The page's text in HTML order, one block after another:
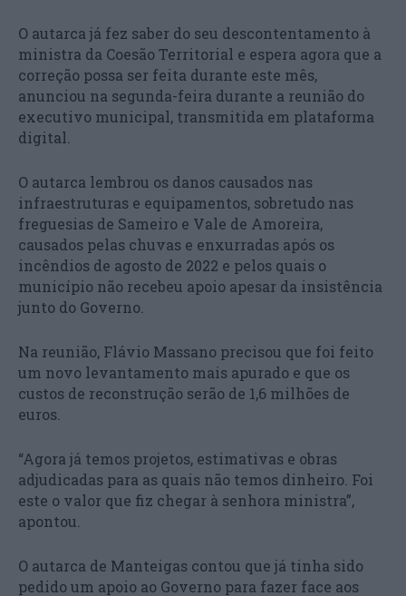
O autarca já fez saber do seu descontentamento à
ministra da Coesão Territorial e espera agora que a
correção possa ser feita durante este mês,
anunciou na segunda-feira durante a reunião do
executivo municipal, transmitida em plataforma
digital.
O autarca lembrou os danos causados nas
infraestruturas e equipamentos, sobretudo nas
freguesias de Sameiro e Vale de Amoreira,
causados pelas chuvas e enxurradas após os
incêndios de agosto de 2022 e pelos quais o
município não recebeu apoio apesar da insistência
junto do Governo.
Na reunião, Flávio Massano precisou que foi feito
um novo levantamento mais apurado e que os
custos de reconstrução serão de 1,6 milhões de
euros.
“Agora já temos projetos, estimativas e obras
adjudicadas para as quais não temos dinheiro. Foi
este o valor que fiz chegar à senhora ministra”,
apontou.
O autarca de Manteigas contou que já tinha sido
pedido um apoio ao Governo para fazer face aos